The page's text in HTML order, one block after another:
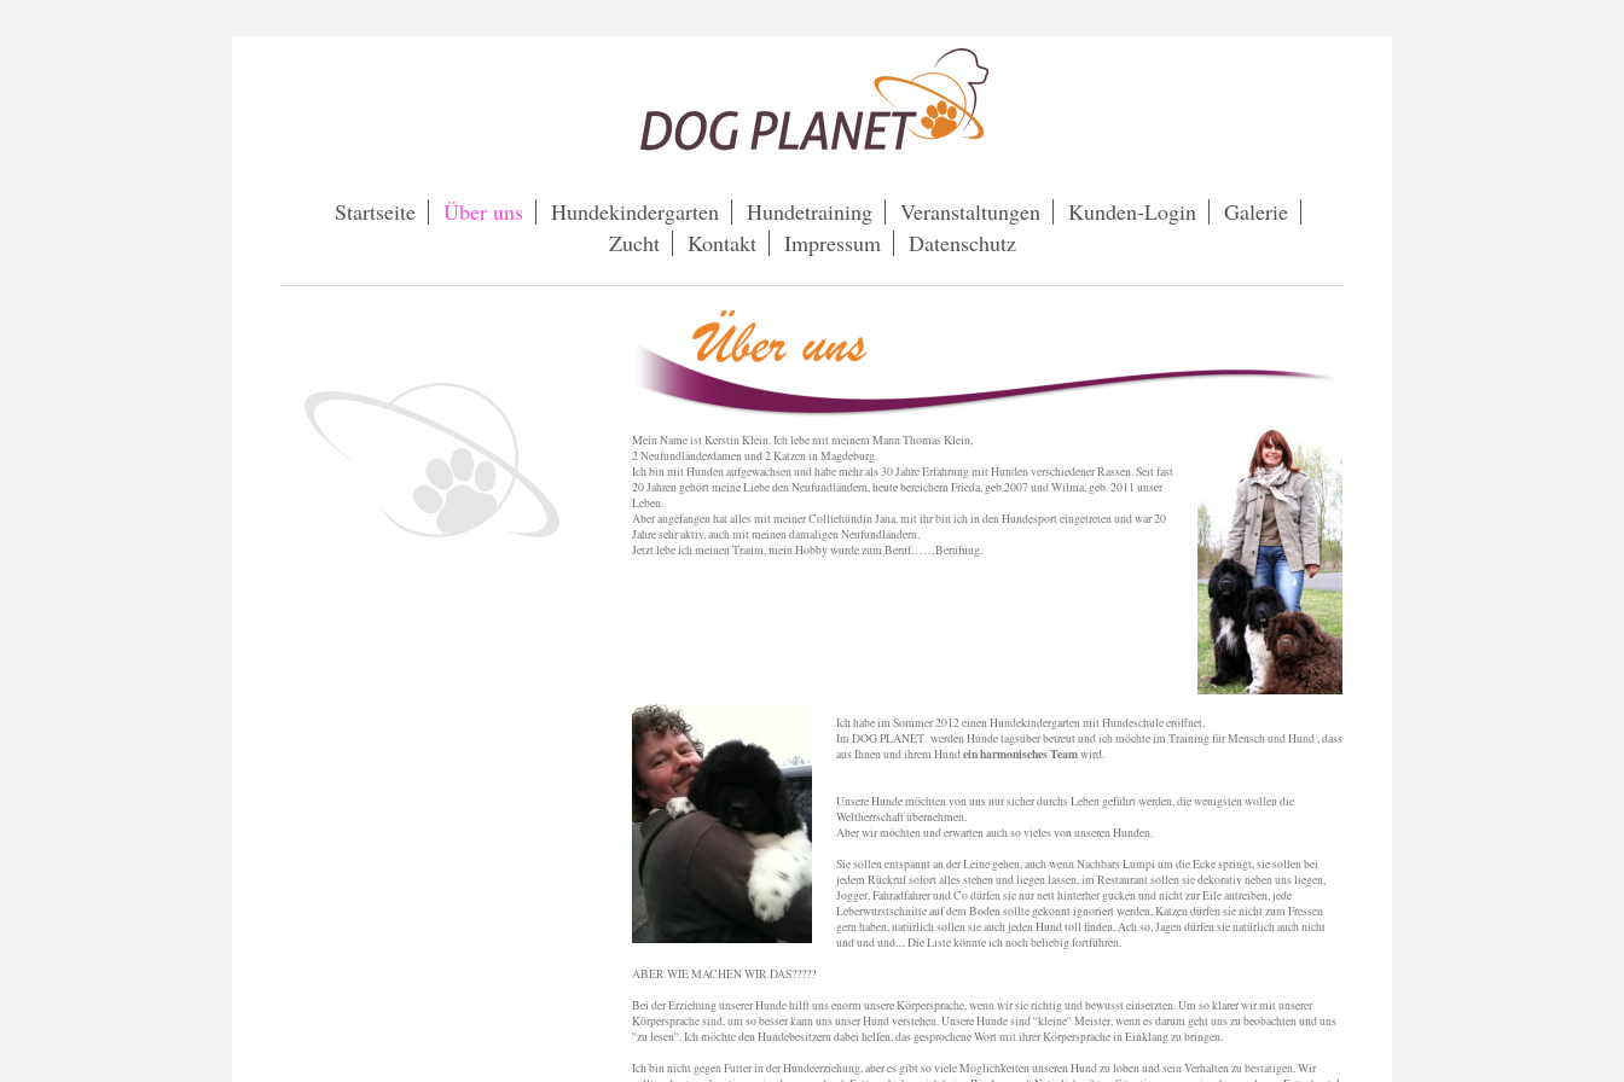
Startseite Über uns Hundekindergarten Hundetraining Veranstaltungen Kunden-Login
Galerie
Zucht
Kontakt Impressum Datenschutz
Mein Name ist Kerstin Klein. Ich lebe mit meinem Mann Thomas Klein,
2 Neufundländerdamen und 2 Katzen in Magdeburg.
Ich bin mit Hunden aufgewachsen und habe mehr als 30 Jahre Erfahrung mit Hunden verschiedener Rassen. Seit fast
20 Jahren gehört meine Liebe den Neufundländern, heute bereichern Frieda, geb.2007 und Wilma, geb. 2011 unser
Leben.
Aber angefangen hat alles mit meiner Colliehündin Jana, mit ihr bin ich in den Hundesport eingetreten und war 20
Jahre sehr aktiv, auch mit meinen damaligen Neufundländern.
Jetzt lebe ich meinen Traum, mein Hobby wurde zum Beruf……Berufung.
Ich habe im Sommer 2012 einen Hundekindergarten mit Hundeschule eröffnet.
Im DOG PLANET werden Hunde tagsüber betreut und ich möchte im Training für Mensch und Hund , dass
aus Ihnen und ihrem Hundein harmonisches Teamwird.
Unsere Hunde möchten von uns nur sicher durchs Leben geführt werden, die wenigsten wollen die
Weltherrschaft übernehmen.
Aber wir möchten und erwarten auch so vieles von unseren Hunden.
Sie sollen entspannt an der Leine gehen, auch wenn Nachbars Lumpi um die Ecke springt, sie sollen bei
jedem Rückruf sofort alles stehen und liegen lassen, im Restaurant sollen sie dekorativ neben uns liegen,
Jogger, Fahradfahrer und Co dürfen sie nur nett hinterher gucken und nicht zur Eile antreiben, jede
Leberwurstschnitte auf dem Boden sollte gekonnt ignoriert werden, Katzen dürfen sie nicht zum Fressen
gern haben, natürlich sollen sie auch jeden Hund toll finden, Ach so, Jagen dürfen sie natürlich auch nicht
und und und.... Die Liste könnte ich noch beliebig fortführen.
ABER WIE MACHEN WIR DAS?????
Bei der Erziehung unserer Hunde hilft uns enorm unsere Körpersprache, wenn wir sie richtig und bewusst einsetzten. Um so klarer wir mit unserer
Körpersprache sind, um so besser kann uns unser Hund verstehen. Unsere Hunde sind ''kleine'' Meister, wenn es darum geht uns zu beobachten und uns
''zu lesen''. Ich möchte den Hundebesitzern dabei helfen, das gesprochene Wort mit ihrer Körpersprache in Einklang zu bringen.
Ich bin nicht gegen Futter in der Hundeerziehung, aber es gibt so viele Möglichkeiten unseren Hund zu loben und sein Verhalten zu bestätigen. Wir